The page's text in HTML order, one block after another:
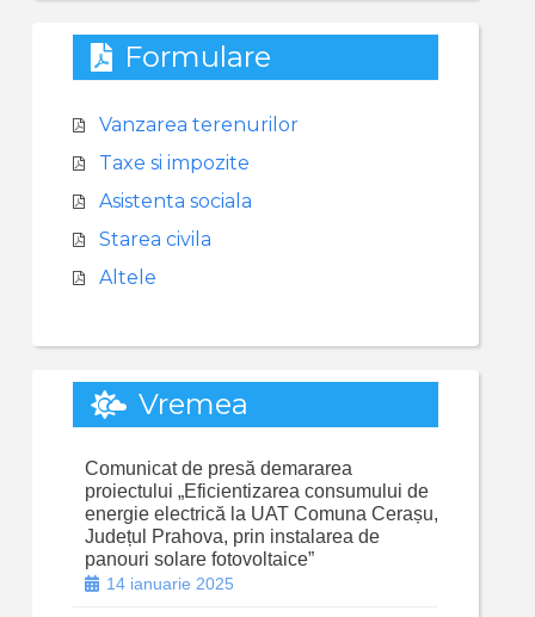
Formulare
Vanzarea terenurilor
Taxe si impozite
Asistenta sociala
Starea civila
Altele
Vremea
Comunicat de presă demararea
proiectului „Eficientizarea consumului de
energie electrică la UAT Comuna Cerașu,
Județul Prahova, prin instalarea de
panouri solare fotovoltaice”
14 ianuarie 2025